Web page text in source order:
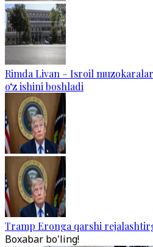
Rimda Livan – Isroil
o‘z ishini boshladi
Tramp Eronga qarshi
Boxabar bo'ling!